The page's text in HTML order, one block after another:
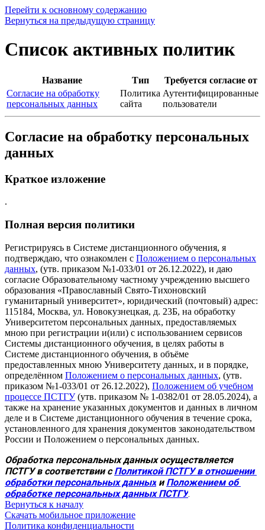
Перейти к основному содержанию
Вернуться на предыдущую страницу
Список активных политик
Название Тип
Требуется согласие от
Согласие на обработку
персональных данных
Политика
сайта
Аутентифицированные
пользователи
Согласие на обработку персональных
данных
Краткое изложение
.
Полная версия политики
Регистрируясь в Системе дистанционного обучения, я
подтверждаю, что ознакомлен с Положением о персональных
данных, (утв. приказом №1-033/01 от 26.12.2022), и даю
согласие Образовательному частному учреждению высшего
образования «Православный Свято-Тихоновский
гуманитарный университет», юридический (почтовый) адрес:
115184, Москва, ул. Новокузнецкая, д. 23Б, на обработку
Университетом персональных данных, предоставляемых
мною при регистрации и(или) с использованием сервисов
Системы дистанционного обучения, в целях работы в
Системе дистанционного обучения, в объёме
предоставленных мною Университету данных, и в порядке,
определённом Положением о персональных данных, (утв.
приказом №1-033/01 от 26.12.2022), Положением об учебном
процессе ПСТГУ(утв. приказом № 1-0382/01 от 28.05.2024), а
также на хранение указанных документов и данных в личном
деле и в Системе дистанционного обучения в течение срока,
установленного для хранения документов законодательством
России и Положением о персональных данных.
Обработка персональных данных осуществляется
ПСТГУ в соответствии с Политикой ПСТГУ в отношении
обработки персональных данных и Положением об
обработке персональных данных ПСТГУ.
Вернуться к началу
Скачать мобильное приложение
Политика конфиденциальности